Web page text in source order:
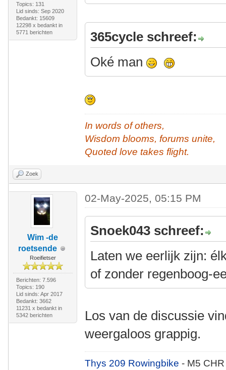
Topics: 131
Lid sinds: Sep 2020
Bedankt: 15609
12298 x bedankt in
5771 berichten
365cycle schreef:
Oké man
In words of others,
Wisdom blooms, forums unite,
Quoted love takes flight.
Zoek
Wim -de
roetsende
Roeifietser
Berichten: 7.596
Topics: 190
Lid sinds: Apr 2017
Bedankt: 3662
11231 x bedankt in
5342 berichten
02-May-2025, 05:15 PM
Snoek043 schreef:
Laten we eerlijk zijn:
of zonder regenboog-
Los van de discussie
weergaloos grappig.
Thys 209 Rowingbike- M5